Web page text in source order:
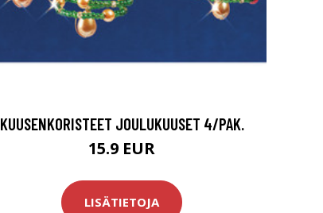
KUUSENKORISTEET JOULUKUUSET 4/PAK.
15.9 EUR
LISÄTIETOJA